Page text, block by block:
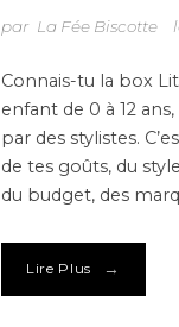
par La Fée Biscotte
Connais-tu la box
enfant de 0 à 12
par des stylistes.
de tes goûts, du
du budget, des
Lire Plus →